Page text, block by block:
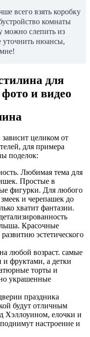
всего взять коробку
комнаты
можно слепить из
уточнить нюансы,
для
и видео
целиком от
для примера
поделок:
Любимая тема для
Простые в
фигурки. Для любого
и черепашек до
хватит фантазии.
Красочные
эстетического
любой возраст. самые
и фруктами, а детки
торты и
украшенные
праздника
будут отличным
Хэллоуином, елочки и
настроение и